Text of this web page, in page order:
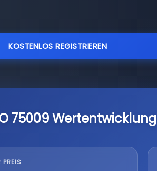
KOSTENLOS REGISTRIEREN
75009 Wertentwicklung
PREIS